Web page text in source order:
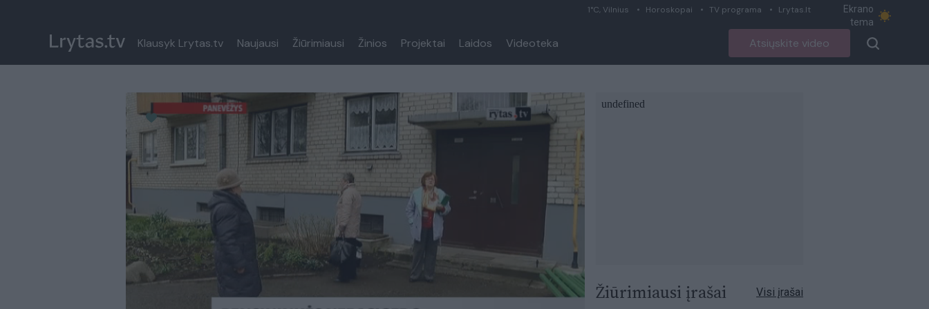
1°C, Vilnius Horoskopai TV programa Lrytas.lt
Ekrano
tema
Klausyk Lrytas.tv Naujausi Žiūrimiausi Žinios Projektai Laidos Videoteka Atsiųskite video
Paremkite Ukrainą
Žiūrimiausi įrašai Visi įrašai